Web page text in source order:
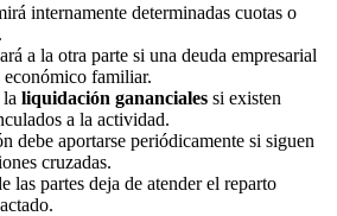
internamente determinadas cuotas o
a la otra parte si una deuda empresarial
familiar.
liquidación gananciales si existen
a la actividad.
debe aportarse periódicamente si siguen
cruzadas.
las partes deja de atender el reparto